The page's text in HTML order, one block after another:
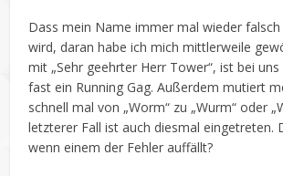
Dass mein Name immer mal wieder falsch
wird, daran habe ich mich mittlerweile
mit „Sehr geehrter Herr Tower“, ist bei
fast ein Running Gag. Außerdem mutiert
schnell mal von „Worm“ zu „Wurm“ oder
letzterer Fall ist auch diesmal eingetreten.
wenn einem der Fehler auffällt?